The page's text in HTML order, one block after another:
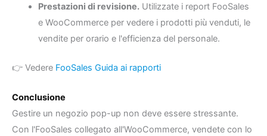
Prestazioni di revisione.Utilizzate i report FooSales
e WooCommerce per vedere i prodotti più venduti, le
vendite per orario e l'efficienza del personale.
👉 Vedere FooSales Guida ai rapporti
Conclusione
Gestire un negozio pop-up non deve essere stressante.
Con l'FooSales collegato all'WooCommerce, vendete con lo